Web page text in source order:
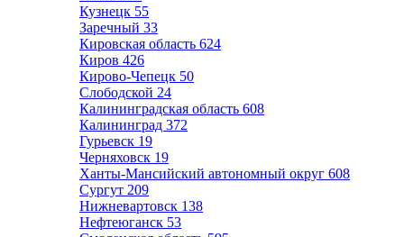
Кузнецк 55
Заречный 33
Кировская область 624
Киров 426
Кирово-Чепецк 50
Слободской 24
Калининградская область 608
Калининград 372
Гурьевск 19
Черняховск 19
Ханты-Мансийский автономный округ 608
Сургут 209
Нижневартовск 138
Нефтеюганск 53